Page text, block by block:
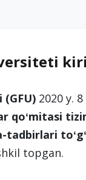
2020 y.
qoʻmitasi
topgan.